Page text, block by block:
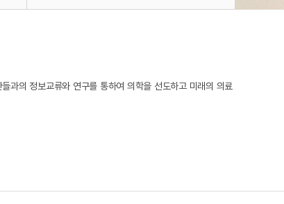
과의 정보교류와 연구를 통하여 의학을 선도하고 미래의 의료